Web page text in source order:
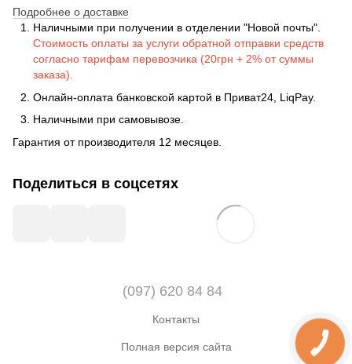
Подробнее о доставке
Наличными при получении в отделении "Новой почты".
Стоимость оплаты за услуги обратной отправки средств
согласно тарифам перевозчика (20грн + 2% от суммы
заказа).
Онлайн-оплата банковской картой в Приват24, LiqPay.
Наличными при самовывозе.
Гарантия от производителя 12 месяцев.
Поделиться в соцсетях
(097) 620 84 84
Контакты
Полная версия сайта